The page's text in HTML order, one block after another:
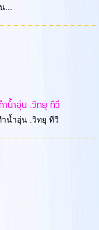
...
ำน้ำอุ่น .วิทยุ ทีวี
ำน้ำอุ่น .วิทยุ ทีวี